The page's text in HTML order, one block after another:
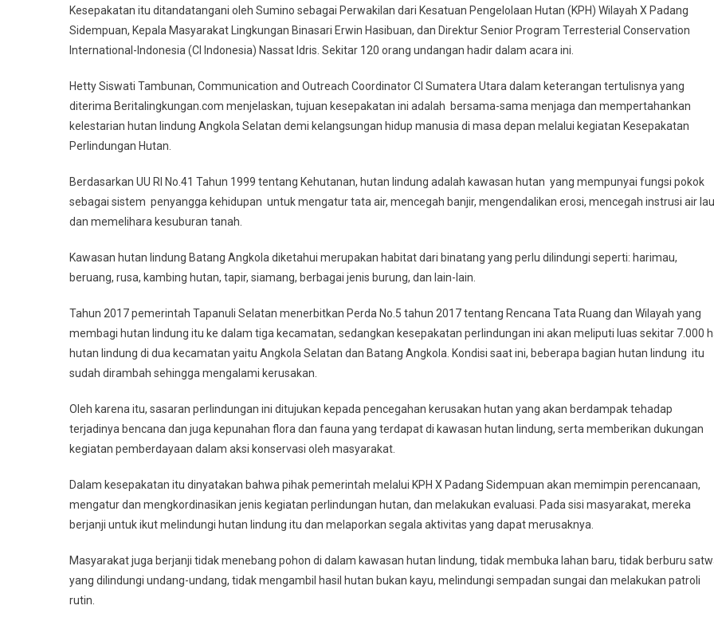
Kesepakatan itu ditandatangani oleh Sumino sebagai Perwakilan dari Kesatuan Pengelolaan Hutan (KPH) Wilayah X Padang
Sidempuan, Kepala Masyarakat Lingkungan Binasari Erwin Hasibuan, dan Direktur Senior Program Terresterial Conservation
International-Indonesia (CI Indonesia) Nassat Idris. Sekitar 120 orang undangan hadir dalam acara ini.
Hetty Siswati Tambunan, Communication and Outreach Coordinator CI Sumatera Utara dalam keterangan tertulisnya yang
diterima Beritalingkungan.com menjelaskan, tujuan kesepakatan ini adalah bersama-sama menjaga dan mempertahankan
kelestarian hutan lindung Angkola Selatan demi kelangsungan hidup manusia di masa depan melalui kegiatan Kesepakatan
Perlindungan Hutan.
Berdasarkan UU RI No.41 Tahun 1999 tentang Kehutanan, hutan lindung adalah kawasan hutan yang mempunyai fungsi pokok
sebagai sistem penyangga kehidupan untuk mengatur tata air, mencegah banjir, mengendalikan erosi, mencegah instrusi air
dan memelihara kesuburan tanah.
Kawasan hutan lindung Batang Angkola diketahui merupakan habitat dari binatang yang perlu dilindungi seperti: harimau,
beruang, rusa, kambing hutan, tapir, siamang, berbagai jenis burung, dan lain-lain.
Tahun 2017 pemerintah Tapanuli Selatan menerbitkan Perda No.5 tahun 2017 tentang Rencana Tata Ruang dan Wilayah yang
membagi hutan lindung itu ke dalam tiga kecamatan, sedangkan kesepakatan perlindungan ini akan meliputi luas sekitar 7.000
hutan lindung di dua kecamatan yaitu Angkola Selatan dan Batang Angkola. Kondisi saat ini, beberapa bagian hutan lindung itu
sudah dirambah sehingga mengalami kerusakan.
Oleh karena itu, sasaran perlindungan ini ditujukan kepada pencegahan kerusakan hutan yang akan berdampak tehadap
terjadinya bencana dan juga kepunahan flora dan fauna yang terdapat di kawasan hutan lindung, serta memberikan dukungan
kegiatan pemberdayaan dalam aksi konservasi oleh masyarakat.
Dalam kesepakatan itu dinyatakan bahwa pihak pemerintah melalui KPH X Padang Sidempuan akan memimpin perencanaan,
mengatur dan mengkordinasikan jenis kegiatan perlindungan hutan, dan melakukan evaluasi. Pada sisi masyarakat, mereka
berjanji untuk ikut melindungi hutan lindung itu dan melaporkan segala aktivitas yang dapat merusaknya.
Masyarakat juga berjanji tidak menebang pohon di dalam kawasan hutan lindung, tidak membuka lahan baru, tidak berburu
yang dilindungi undang-undang, tidak mengambil hasil hutan bukan kayu, melindungi sempadan sungai dan melakukan patroli
rutin.